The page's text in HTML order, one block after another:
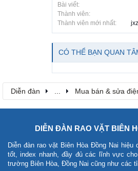
Bài viết:
Thành viên:
Thành viên mới nhất:
CÓ THỂ BẠN QUAN
Diễn đàn Mua bán & sửa
DIỄN ĐÀN RAO VẶT BIÊN
Diễn đàn rao vặt Biên Hòa Đồng Nai hiệu
tốt, index nhanh, đầy đủ các lĩnh vực
trường Biên Hòa, Đồng Nai cũng như các